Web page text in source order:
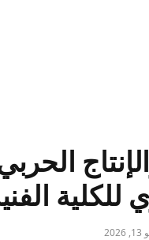
للكلية